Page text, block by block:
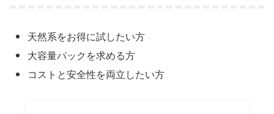
天然系をお得に試したい方
大容量パックを求める方
コストと安全性を両立したい方